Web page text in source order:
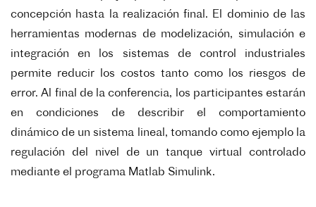
concepción hasta la realización final. El dominio de las
herramientas modernas de modelización, simulación e
integración en los sistemas de control industriales
permite reducir los costos tanto como los riesgos de
error. Al final de la conferencia, los participantes estarán
en condiciones de describir el comportamiento
dinámico de un sistema lineal, tomando como ejemplo la
regulación del nivel de un tanque virtual controlado
mediante el programa Matlab Simulink.